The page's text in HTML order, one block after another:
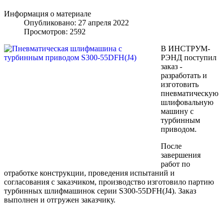
Информация о материале
Опубликовано: 27 апреля 2022
Просмотров: 2592
В ИНСТРУМ-
РЭНД поступил
заказ -
разработать и
изготовить
пневматическую
шлифовальную
машину с
турбинным
приводом.
После
завершения
работ по
отработке конструкции, проведения испытаний и
согласования с заказчиком, производство изготовило партию
турбинных шлифмашинок серии S300-55DFH(J4). Заказ
выполнен и отгружен заказчику.